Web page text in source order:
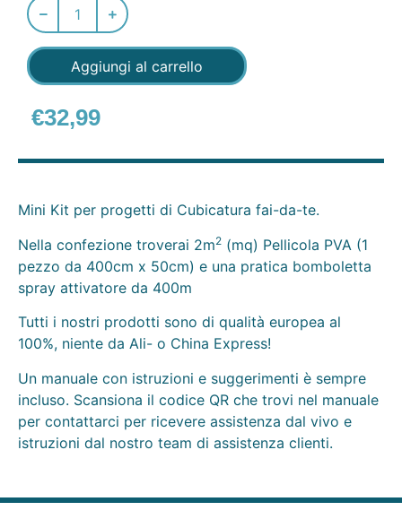
Aggiungi al carrello
€32,99
Mini Kit per progetti di Cubicatura fai-da-te.
Nella confezione troverai 2m2 (mq) Pellicola PVA (1
pezzo da 400cm x 50cm) e una pratica bomboletta
spray attivatore da 400m
Tutti i nostri prodotti sono di qualità europea al
100%, niente da Ali- o China Express!
Un manuale con istruzioni e suggerimenti è sempre
incluso. Scansiona il codice QR che trovi nel manuale
per contattarci per ricevere assistenza dal vivo e
istruzioni dal nostro team di assistenza clienti.